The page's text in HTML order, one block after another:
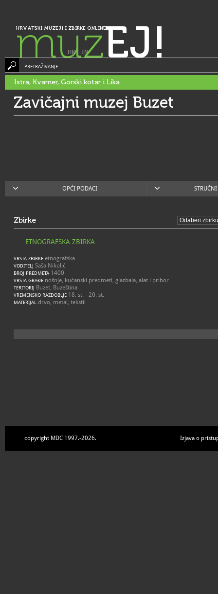
HRVATSKI MUZEJI I ZBIRKE ONLINE
muzEJ!
HR| EN
PRETRAŽIVANJE
Istra, Kvarner, Gorski kotar i Lika
Zavičajni muzej Buzet
OPĆI PODACI
Zbirke
ETNOGRAFSKA ZBIRKA
VRSTA ZBIRKE etnografska
VODITELJ Saša Nikolić
BROJ PREDMETA 1400
VRSTA GRAĐE nošnje, kućanski predmeti, glazbala, alat i pribor
TERITORIJ Buzet, Buzeština
VREMENSKO RAZDOBLJE 18. st. - 20. st.
MATERIJAL drvo, metal, tekstil
copyright MDC 1997.-2026. Izjava o